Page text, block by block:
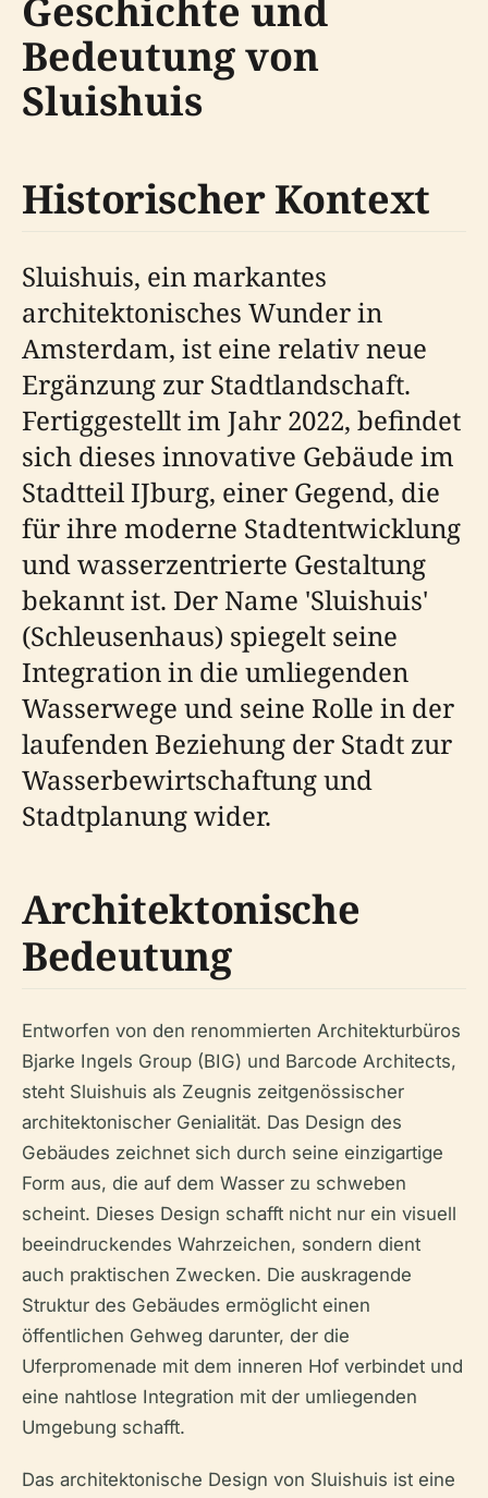
Geschichte und
Bedeutung von
Sluishuis
Historischer Kontext
Sluishuis, ein markantes
architektonisches Wunder in
Amsterdam, ist eine relativ neue
Ergänzung zur Stadtlandschaft.
Fertiggestellt im Jahr 2022, befindet
sich dieses innovative Gebäude im
Stadtteil IJburg, einer Gegend, die
für ihre moderne Stadtentwicklung
und wasserzentrierte Gestaltung
bekannt ist. Der Name 'Sluishuis'
(Schleusenhaus) spiegelt seine
Integration in die umliegenden
Wasserwege und seine Rolle in der
laufenden Beziehung der Stadt zur
Wasserbewirtschaftung und
Stadtplanung wider.
Architektonische
Bedeutung
Entworfen von den renommierten Architekturbüros
Bjarke Ingels Group (BIG) und Barcode Architects,
steht Sluishuis als Zeugnis zeitgenössischer
architektonischer Genialität. Das Design des
Gebäudes zeichnet sich durch seine einzigartige
Form aus, die auf dem Wasser zu schweben
scheint. Dieses Design schafft nicht nur ein visuell
beeindruckendes Wahrzeichen, sondern dient
auch praktischen Zwecken. Die auskragende
Struktur des Gebäudes ermöglicht einen
öffentlichen Gehweg darunter, der die
Uferpromenade mit dem inneren Hof verbindet und
eine nahtlose Integration mit der umliegenden
Umgebung schafft.
Das architektonische Design von Sluishuis ist eine